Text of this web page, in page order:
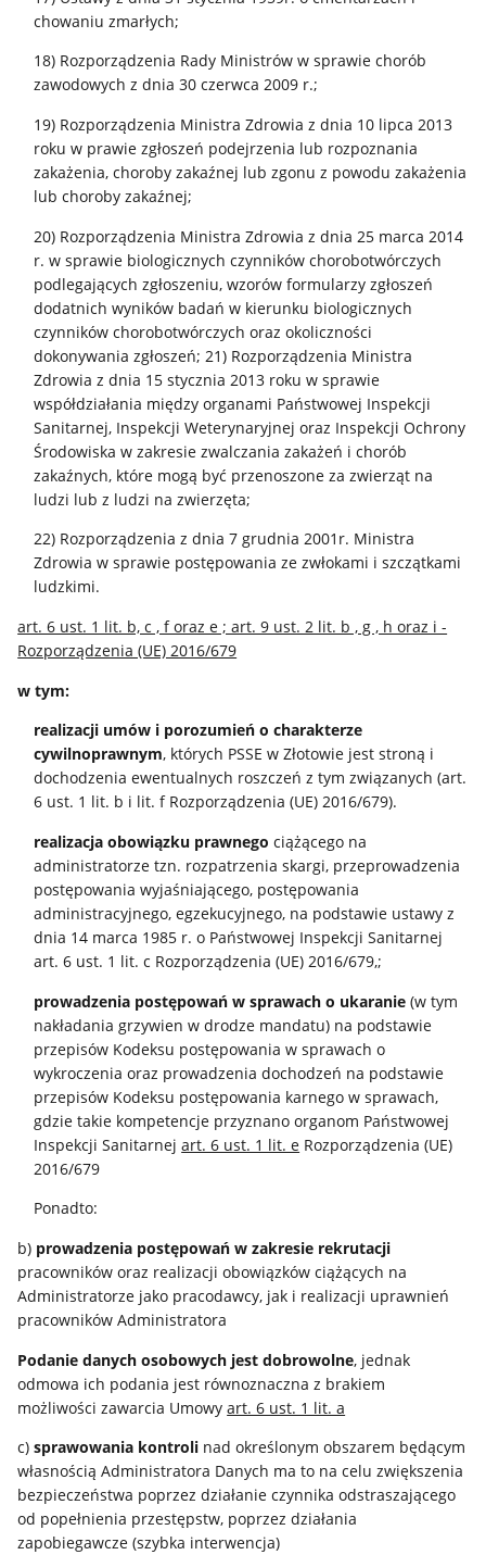
chowaniu zmarłych;
18) Rozporządzenia Rady Ministrów w sprawie chorób
zawodowych z dnia 30 czerwca 2009 r.;
19) Rozporządzenia Ministra Zdrowia z dnia 10 lipca 2013
roku w prawie zgłoszeń podejrzenia lub rozpoznania
zakażenia, choroby zakaźnej lub zgonu z powodu zakażenia
lub choroby zakaźnej;
20) Rozporządzenia Ministra Zdrowia z dnia 25 marca 2014
r. w sprawie biologicznych czynników chorobotwórczych
podlegających zgłoszeniu, wzorów formularzy zgłoszeń
dodatnich wyników badań w kierunku biologicznych
czynników chorobotwórczych oraz okoliczności
dokonywania zgłoszeń; 21) Rozporządzenia Ministra
Zdrowia z dnia 15 stycznia 2013 roku w sprawie
współdziałania między organami Państwowej Inspekcji
Sanitarnej, Inspekcji Weterynaryjnej oraz Inspekcji Ochrony
Środowiska w zakresie zwalczania zakażeń i chorób
zakaźnych, które mogą być przenoszone za zwierząt na
ludzi lub z ludzi na zwierzęta;
22) Rozporządzenia z dnia 7 grudnia 2001r. Ministra
Zdrowia w sprawie postępowania ze zwłokami i szczątkami
ludzkimi.
art. 6 ust. 1 lit. b, c , f oraz e ; art. 9 ust. 2 lit. b , g , h oraz i -
Rozporządzenia (UE) 2016/679
w tym:
realizacji umów i porozumień o charakterze
cywilnoprawnym, których PSSE w Złotowie jest stroną i
dochodzenia ewentualnych roszczeń z tym związanych (art.
6 ust. 1 lit. b i lit. f Rozporządzenia (UE) 2016/679).
realizacja obowiązku prawnego ciążącego na
administratorze tzn. rozpatrzenia skargi, przeprowadzenia
postępowania wyjaśniającego, postępowania
administracyjnego, egzekucyjnego, na podstawie ustawy z
dnia 14 marca 1985 r. o Państwowej Inspekcji Sanitarnej
art. 6 ust. 1 lit. c Rozporządzenia (UE) 2016/679,;
prowadzenia postępowań w sprawach o ukaranie (w tym
nakładania grzywien w drodze mandatu) na podstawie
przepisów Kodeksu postępowania w sprawach o
wykroczenia oraz prowadzenia dochodzeń na podstawie
przepisów Kodeksu postępowania karnego w sprawach,
gdzie takie kompetencje przyznano organom Państwowej
Inspekcji Sanitarnejart. 6 ust. 1 lit. e Rozporządzenia (UE)
2016/679
Ponadto:
b) prowadzenia postępowań w zakresie rekrutacji
pracowników oraz realizacji obowiązków ciążących na
Administratorze jako pracodawcy, jak i realizacji uprawnień
pracowników Administratora
Podanie danych osobowych jest dobrowolne, jednak
odmowa ich podania jest równoznaczna z brakiem
możliwości zawarcia Umowyart. 6 ust. 1 lit. a
c)sprawowania kontroli nad określonym obszarem będącym
własnością Administratora Danych ma to na celu zwiększenia
bezpieczeństwa poprzez działanie czynnika odstraszającego
od popełnienia przestępstw, poprzez działania
zapobiegawcze (szybka interwencja)